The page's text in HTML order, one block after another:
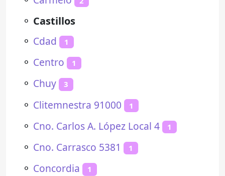
⚬ Castillos
⚬ Cdad 1
⚬ Centro 1
⚬ Chuy 3
⚬ Clitemnestra 91000 1
⚬ Cno. Carlos A. López Local 4 1
⚬ Cno. Carrasco 5381 1
⚬ Concordia 1